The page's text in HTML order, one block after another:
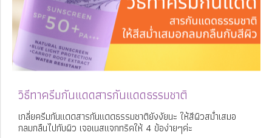
วิธีทาครีมกันแดดสารกันแดดธรรมชาติ
เกลี่ยครีมกันแดดสารกันแดดธรรมชาติยังงัยนะ ให้สีผิวสม่ำเสมอ
กลมกลืนไปกับผิว เจอเนสแจกทริคให้ 4 ข้อง่ายๆค่ะ